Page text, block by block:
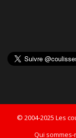
© 2004-2025 Les
Qui